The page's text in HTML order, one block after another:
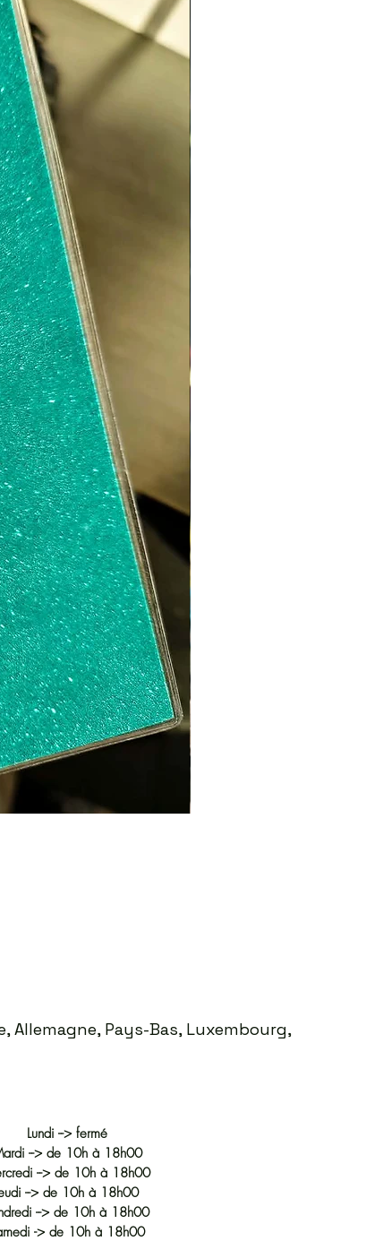
Pays-Bas, Luxembourg,
Lundi --> fermé
--> de 10h à 18h00
--> de 10h à 18h00
--> de 10h à 18h00
--> de 10h à 18h00
-> de 10h à 18h00